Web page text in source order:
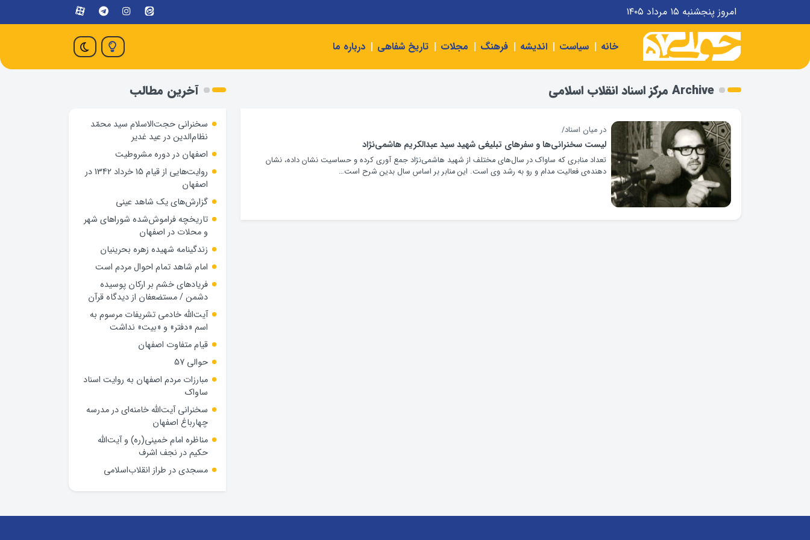
امروز پنجشنبه ۱۵ مرداد ۱۴۰۵
خانه سیاست اندیشه فرهنگ مجلات تاریخ شفاهی درباره ما
Archive مرکز اسناد انقلاب اسلامی
در میان اسناد/
لیست سخنرانی‌ها و سفرهای تبلیغی شهید سید عبدالکریم هاشمی‌نژاد
تعداد منابری که ساواک در سال‌های مختلف از شهید هاشمی‌نژاد جمع آوری کرده و حساسیت نشان داده، نشان
دهنده‌ی فعالیت مدام و رو به رشد وی است. این منابر بر اساس سال بدین شرح است…
آخرین مطالب
سخنرانی حجت‌الاسلام سید محمّد
نظام‌الدین در عید غدیر
اصفهان در دوره مشروطیت
روایت‌هایی از قیام 15 خرداد 1342 در
اصفهان
گزارش‌های یک شاهد عینی
تاریخچه فراموش‌شده شوراهای شهر
و محلات در اصفهان
زندگینامه شهيده زهره بحرينيان
امام شاهد تمام احوال مردم است
فریادهای خشم بر ارکان پوسیده
دشمن / مستضعفان از دیدگاه قرآن
آیت‌الله خادمی تشریفات مرسوم به
اسم «دفتر» و «بیت» نداشت
قیام متفاوت اصفهان
حوالی 57
مبارزات مردم اصفهان به روایت اسناد
ساواک
سخنرانی آیت‌الله خامنه‌ای در مدرسه
چهارباغ اصفهان
مناظره امام خمینی(ره) و آیت‌الله
حکیم در نجف اشرف
مسجدی در طراز انقلاب‌اسلامی